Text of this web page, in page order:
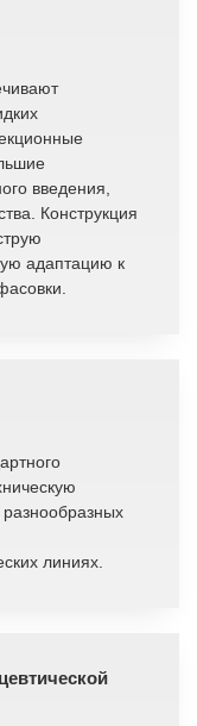
введения,
Конструкция
адаптацию к
линиях.